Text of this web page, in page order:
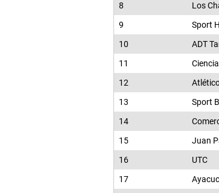
8
Los
9
Sport
10
ADT
11
12
13
Sport
14
15
Juan
16
UTC
17